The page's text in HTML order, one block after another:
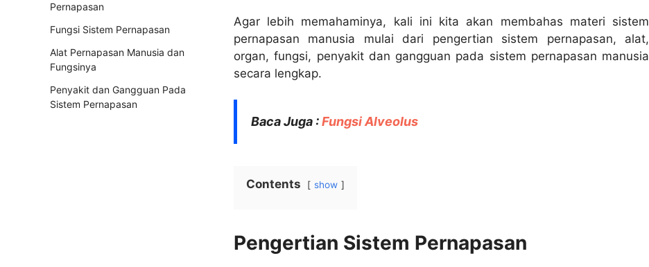
Agar lebih memahaminya, kali ini kita akan membahas materi sistem
pernapasan manusia mulai dari pengertian sistem pernapasan, alat,
organ, fungsi, penyakit dan gangguan pada sistem pernapasan manusia
secara lengkap.
Baca Juga :Fungsi Alveolus
Contents show
Pengertian Sistem Pernapasan
Pernapasan
Fungsi Sistem Pernapasan
Alat Pernapasan Manusia dan
Fungsinya
Penyakit dan Gangguan Pada
Sistem Pernapasan